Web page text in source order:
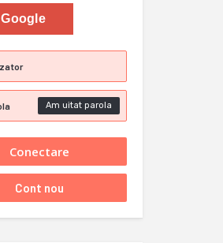
Google
Am uitat parola